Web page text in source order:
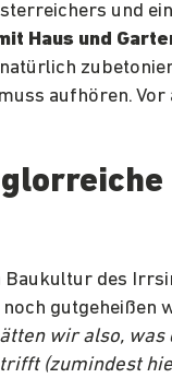
und
Haus und
aufhören. Vor
Baukultur des
noch gutgeheißen
wir also, was
(zumindest